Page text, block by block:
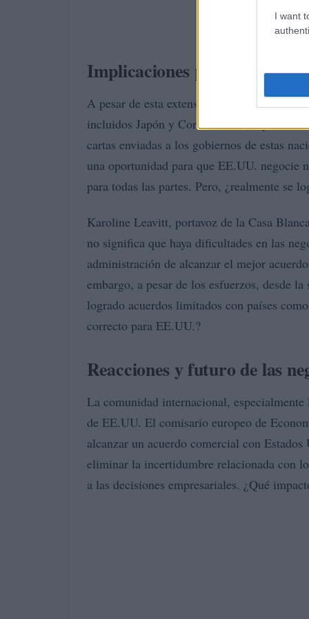
I want
Implicaciones para los
A pesar de esta extensión, Trump ya ha
incluidos Japón y Corea del Sur, a partir
cartas enviadas a los gobiernos de estas
una oportunidad para que EE.UU. negocie
para todas las partes. Pero, ¿realmente se
Karoline Leavitt, portavoz de la Casa
no significa que haya dificultades en las
administración de alcanzar el mejor
embargo, a pesar de los esfuerzos, desde
logrado acuerdos limitados con países
correcto para EE.UU.?
Reacciones y futuro de las
La comunidad internacional,
de EE.UU. El comisario europeo de
alcanzar un acuerdo comercial con
eliminar la incertidumbre relacionada con
a las decisiones empresariales. ¿Qué